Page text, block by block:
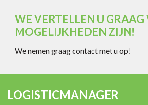
WE VERTELLEN U GRAAG
MOGELIJKHEDEN ZIJN!
We nemen graag contact met u op!
LOGISTICMANAGER